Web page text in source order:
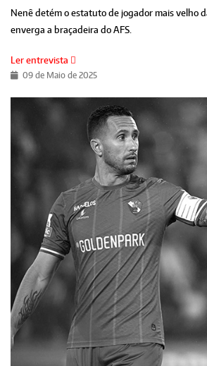
Nenê detém o estatuto de jogador mais velho
enverga a braçadeira do AFS.
Ler entrevista
09 de Maio de 2025